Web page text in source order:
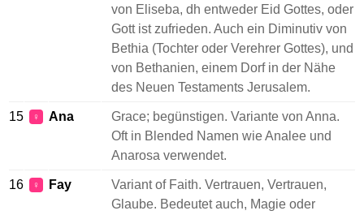
von Eliseba, dh entweder Eid Gottes, oder
Gott ist zufrieden. Auch ein Diminutiv von
Bethia (Tochter oder Verehrer Gottes), und
von Bethanien, einem Dorf in der Nähe
des Neuen Testaments Jerusalem.
15 ♀ Ana
Grace; begünstigen. Variante von Anna.
Oft in Blended Namen wie Analee und
Anarosa verwendet.
16 ♀ Fay
Variant of Faith. Vertrauen, Vertrauen,
Glaube. Bedeutet auch, Magie oder